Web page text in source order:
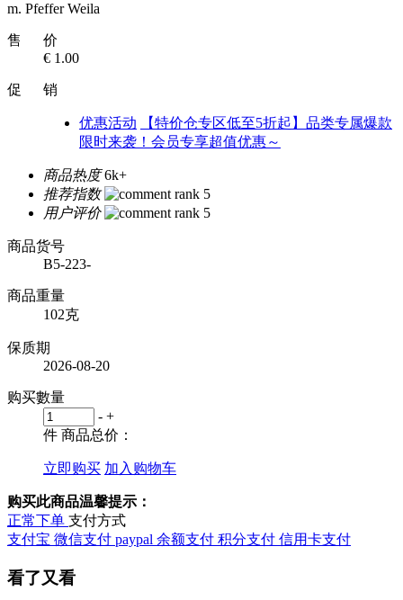
m. Pfeffer Weila
售 价
€ 1.00
促 销
优惠活动
【特价仓专区低至5折起】品类专属爆款
限时来袭！会员专享超值优惠～
商品热度 6k+
推荐指数
用户评价
商品货号
B5-223-
商品重量
102克
保质期
2026-08-20
购买數量
- +
件 商品总价：
立即购买 加入购物车
购买此商品温馨提示：
正常下单 支付方式
支付宝 微信支付 paypal 余额支付 积分支付 信用卡支付
看了又看